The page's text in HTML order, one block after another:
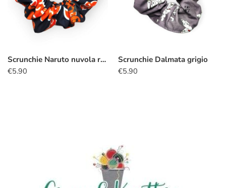
Scrunchie Naruto nuvola rossa
€5.90
Scrunchie Dalmata grigio
€5.90